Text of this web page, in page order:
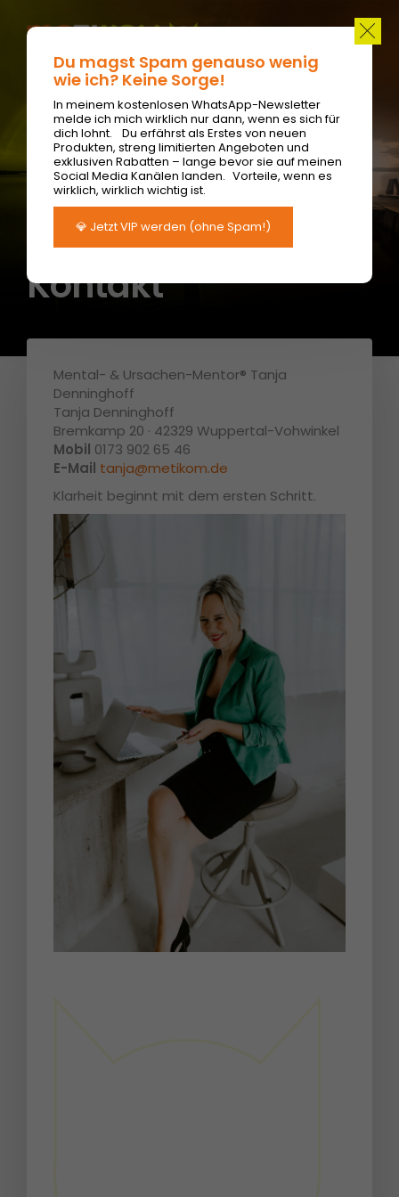
Methode
Kooperationspartner Kontakt
Kontakt
Mental- & Ursachen-Mentor® Tanja
Denninghoff
Tanja Denninghoff
Bremkamp 20 · 42329 Wuppertal-Vohwinkel
Mobil 0173 902 65 46
E-Mail tanja@metikom.de
Klarheit beginnt mit dem ersten Schritt.
Du magst Spam genauso wenig
wie ich? Keine Sorge!
In meinem kostenlosen WhatsApp-Newsletter
melde ich mich wirklich nur dann, wenn es sich für
dich lohnt. Du erfährst als Erstes von neuen
Produkten, streng limitierten Angeboten und
exklusiven Rabatten – lange bevor sie auf meinen
Social Media Kanälen landen. Vorteile, wenn es
wirklich, wirklich wichtig ist.
💎 Jetzt VIP werden (ohne Spam!)